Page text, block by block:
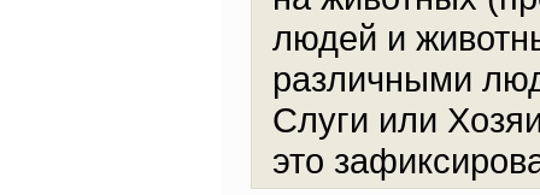
людей и
различными
Слуги или
это